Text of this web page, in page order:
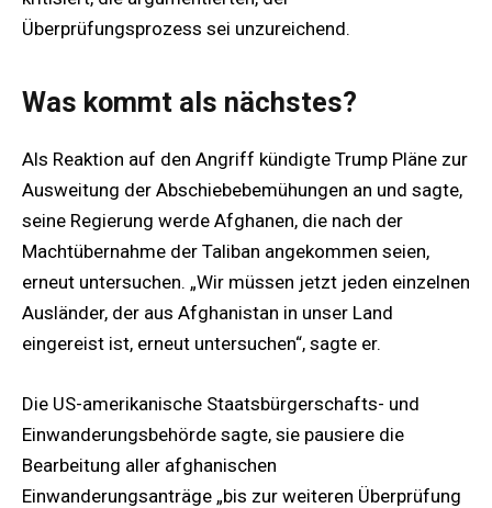
Überprüfungsprozess sei unzureichend.
Was kommt als nächstes?
Als Reaktion auf den Angriff kündigte Trump Pläne zur
Ausweitung der Abschiebebemühungen an und sagte,
seine Regierung werde Afghanen, die nach der
Machtübernahme der Taliban angekommen seien,
erneut untersuchen. „Wir müssen jetzt jeden einzelnen
Ausländer, der aus Afghanistan in unser Land
eingereist ist, erneut untersuchen“, sagte er.
Die US-amerikanische Staatsbürgerschafts- und
Einwanderungsbehörde sagte, sie pausiere die
Bearbeitung aller afghanischen
Einwanderungsanträge „bis zur weiteren Überprüfung